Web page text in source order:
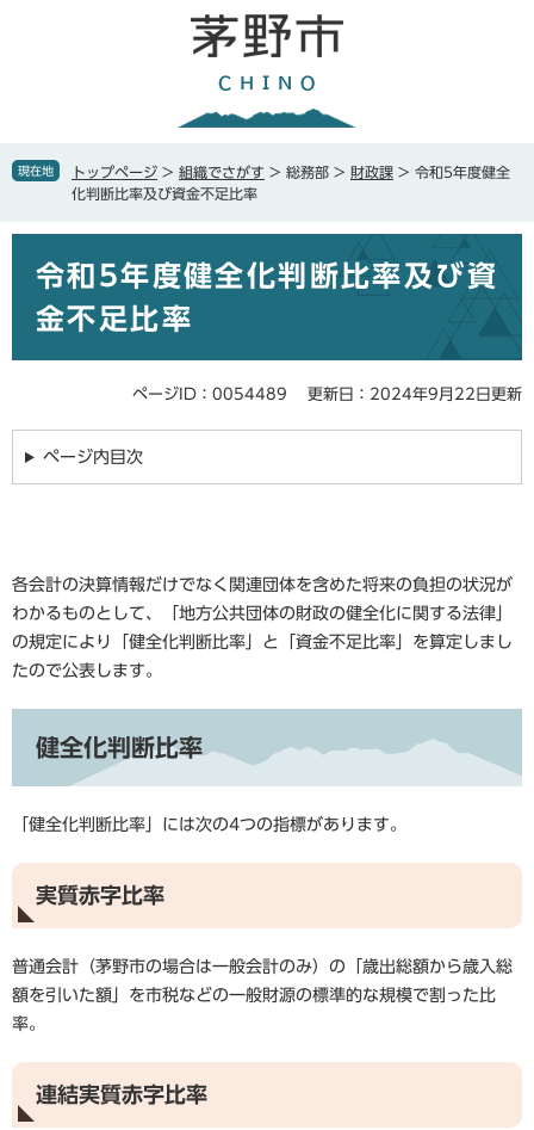
で
ば
本
現在地 トップページ > 組織でさがす > 総務部 > 財政課 > 令和5年度健全
化判断比率及び資金不足比率
令和5年度健全化判断比率及び資
金不足比率
ページID：0054489 更新日：2024年9月22日更新
ページ内目次
各会計の決算情報だけでなく関連団体を含めた将来の負担の状況が
わかるものとして、「地方公共団体の財政の健全化に関する法律」
の規定により「健全化判断比率」と「資金不足比率」を算定しまし
たので公表します。
健全化判断比率
「健全化判断比率」には次の4つの指標があります。
実質赤字比率
普通会計（茅野市の場合は一般会計のみ）の「歳出総額から歳入総
額を引いた額」を市税などの一般財源の標準的な規模で割った比
率。
連結実質赤字比率